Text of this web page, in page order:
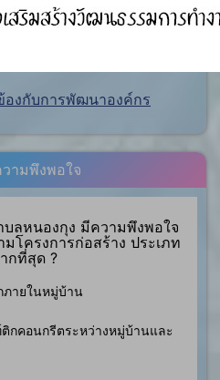
รณ์ที่องค์กรได้สั่งสมมา
องกับการพัฒนาองค์กร
ามพึงพอใจ
ลหนองกุง มีความพึงพอใจ
โครงการก่อสร้าง ประเภท
กที่สุด ?
ภายในหมู่บ้าน
กคอนกรีตระหว่างหมู่บ้านและ